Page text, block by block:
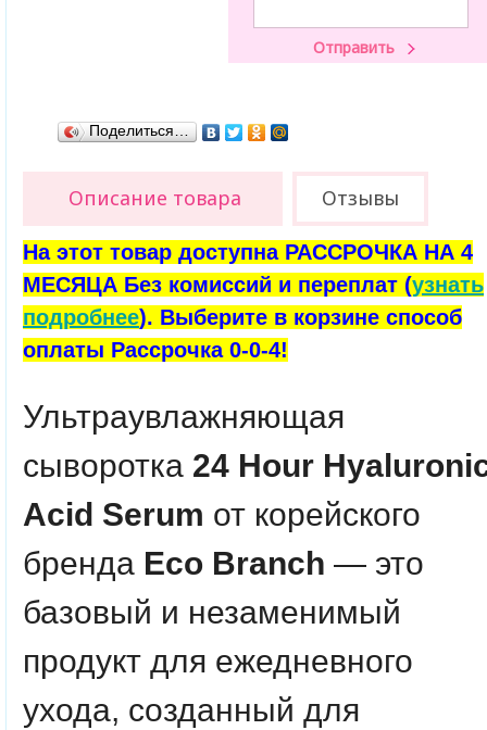
Поделиться…
Описание товара Отзывы
На этот товар доступна РАССРОЧКА НА 4
МЕСЯЦА Без комиссий и переплат (узнать
подробнее). Выберите в корзине способ
оплаты Рассрочка 0-0-4!
Ультраувлажняющая
сыворотка 24 Hour
Acid Serum от корейского
бренда Eco Branch — это
базовый и незаменимый
продукт для ежедневного
ухода, созданный для